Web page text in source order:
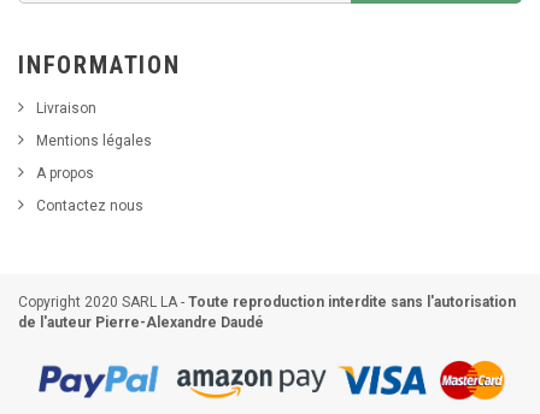
INFORMATION
Livraison
Mentions légales
A propos
Contactez nous
Copyright 2020 SARL LA - Toute reproduction interdite sans l'autorisation
de l'auteur Pierre-Alexandre Daudé